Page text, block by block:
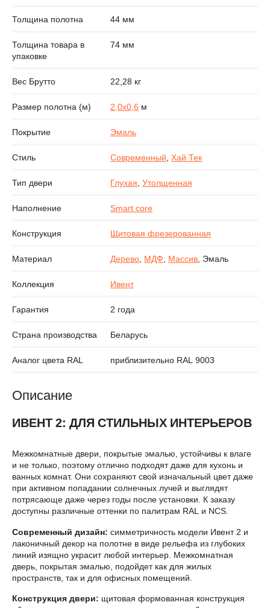
Толщина полотна 44 мм
Толщина товара в
упаковке
74 мм
Вес Брутто 22,28 кг
Размер полотна (м) 2,0х0,6 м
Покрытие Эмаль
Стиль Современный,Хай Тек
Тип двери Глухая,Утолщенная
Наполнение Smart core
Конструкция Щитовая фрезерованная
Материал Дерево, МДФ, Массив, Эмаль
Коллекция Ивент
Гарантия 2 года
Страна производства Беларусь
Аналог цвета RAL приблизительно RAL 9003
Описание
ИВЕНТ 2: ДЛЯ СТИЛЬНЫХ ИНТЕРЬЕРОВ
Межкомнатные двери, покрытые эмалью, устойчивы к влаге
и не только, поэтому отлично подходят даже для кухонь и
ванных комнат. Они сохраняют свой изначальный цвет даже
при активном попадании солнечных лучей и выглядят
потрясающе даже через годы после установки. К заказу
доступны различные оттенки по палитрам RAL и NCS.
Современный дизайн: симметричность модели Ивент 2 и
лаконичный декор на полотне в виде рельефа из глубоких
линий изящно украсит любой интерьер. Межкомнатная
дверь, покрытая эмалью, подойдет как для жилых
пространств, так и для офисных помещений.
Конструкция двери: щитовая формованная конструкция